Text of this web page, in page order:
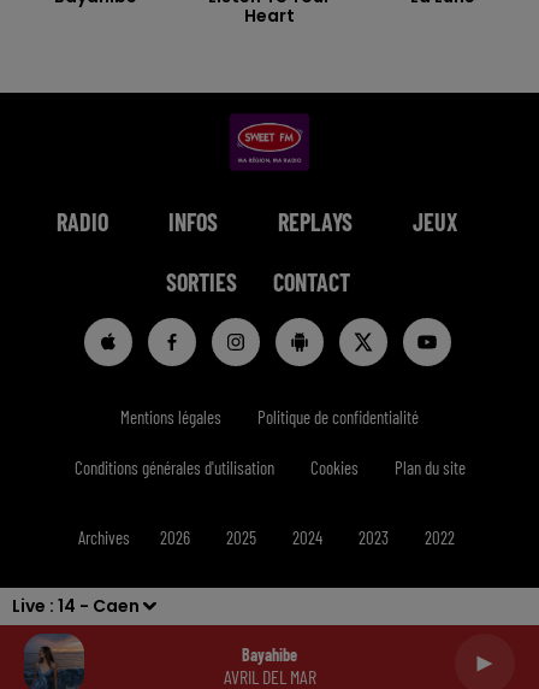
Live : 14 - Caen
Bayahibe
AVRIL DEL MAR
Heart
RADIO INFOS REPLAYS JEUX
SORTIES CONTACT
Mentions légales Politique de confidentialité
Conditions générales d'utilisation Cookies Plan du site
Archives 2026 2025 2024 2023 2022